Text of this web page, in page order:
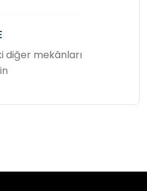
diğer mekânları